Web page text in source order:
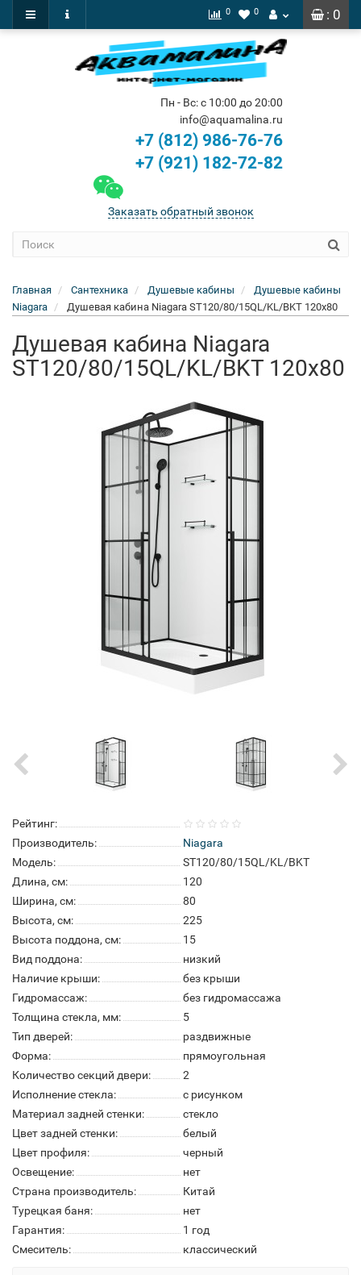
: 0
0 0
Пн - Вс: с 10:00 до 20:00
info@aquamalina.ru
+7 (812) 986-76-76
+7 (921) 182-72-82
Заказать обратный звонок
Главная Сантехника Душевые кабины
Душевые кабины
Niagara
Душевая кабина Niagara ST120/80/15QL/KL/BKT 120x80
Душевая кабина Niagara
ST120/80/15QL/KL/BKT 120x80
Рейтинг:
Производитель:
Niagara
Модель:
ST120/80/15QL/KL/BKT
Длина, см:
120
Ширина, см:
80
Высота, см:
225
Высота поддона, см:
15
Вид поддона:
низкий
Наличие крыши:
без крыши
Гидромассаж:
без гидромассажа
Толщина стекла, мм:
5
Тип дверей:
раздвижные
Форма:
прямоугольная
Количество секций двери:
2
Исполнение стекла:
с рисунком
Материал задней стенки:
стекло
Цвет задней стенки:
белый
Цвет профиля:
черный
Освещение:
нет
Страна производитель:
Китай
Турецкая баня:
нет
Гарантия:
1 год
Смеситель:
классический